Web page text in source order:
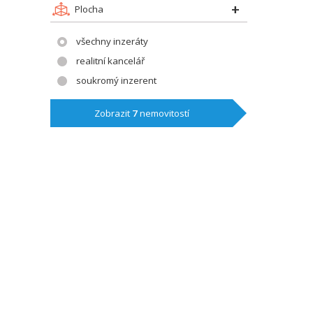
Plocha
všechny inzeráty
realitní kancelář
soukromý inzerent
Zobrazit 7nemovitostí